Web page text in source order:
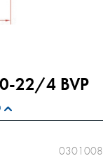
22/4 BVP
0301008